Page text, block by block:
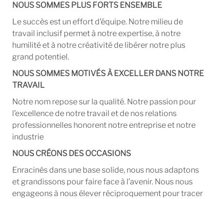
NOUS SOMMES PLUS FORTS ENSEMBLE
Le succès est un effort d’équipe. Notre milieu de
travail inclusif permet à notre expertise, à notre
humilité et à notre créativité de libérer notre plus
grand potentiel.
NOUS SOMMES MOTIVÉS À EXCELLER DANS NOTRE
TRAVAIL
Notre nom repose sur la qualité. Notre passion pour
l’excellence de notre travail et de nos relations
professionnelles honorent notre entreprise et notre
industrie
NOUS CRÉONS DES OCCASIONS
Enracinés dans une base solide, nous nous adaptons
et grandissons pour faire face à l’avenir. Nous nous
engageons à nous élever réciproquement pour tracer